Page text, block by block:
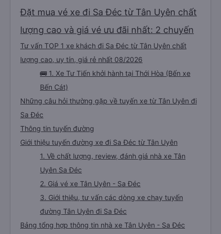
Đặt mua vé xe đi Sa Đéc từ Tân Uyên chất
lượng cao và giá vé ưu đãi nhất: 2 chuyến
Tư vấn TOP 1 xe khách đi Sa Đéc từ Tân Uyên chất
lượng cao, uy tín, giá rẻ nhất 08/2026
🚌 1. Xe Tư Tiến khởi hành tại Thới Hòa (Bến xe
Bến Cát)
Những câu hỏi thường gặp về tuyến xe từ Tân Uyên đi
Sa Đéc
Thông tin tuyến đường
Giới thiệu tuyến đường xe đi Sa Đéc từ Tân Uyên
1. Về chất lượng, review, đánh giá nhà xe Tân
Uyên Sa Đéc
2. Giá vé xe Tân Uyên - Sa Đéc
3. Giới thiệu, tư vấn các dòng xe chạy tuyến
đường Tân Uyên đi Sa Đéc
Bảng tổng hợp thông tin nhà xe Tân Uyên - Sa Đéc